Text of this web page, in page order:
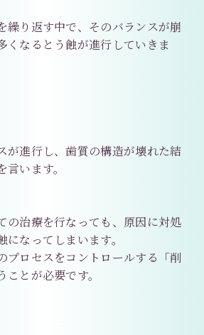
り返す中で、そのバランスが崩
くなるとう蝕が進行していきま
が進行し、歯質の構造が壊れた結
います。
の治療を行なっても、原因に対処
になってしまいます。
プロセスをコントロールする「削
とが必要です。